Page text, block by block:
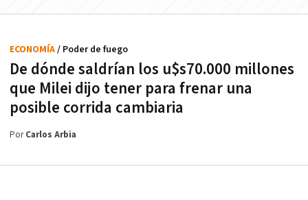
De dónde saldrían los u$s70.000 millones
que Milei dijo tener para frenar una
posible corrida cambiaria
ECONOMÍA/ Poder de fuego
PorCarlos Arbia